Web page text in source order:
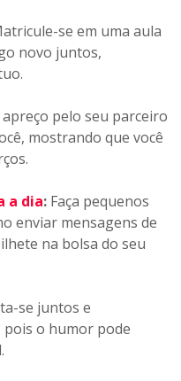
se em uma aula
novo juntos,
apreço pelo seu parceiro
mostrando que você
a dia: Faça pequenos
enviar mensagens de
na bolsa do seu
se juntos e
o humor pode